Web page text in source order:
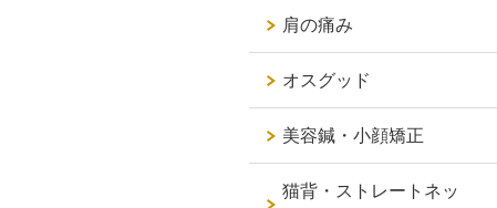
肩の痛み
オスグッド
美容鍼・小顔矯正
猫背・ストレートネッ